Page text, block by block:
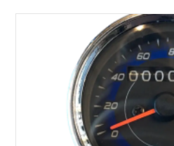
AGGIUNGI AL